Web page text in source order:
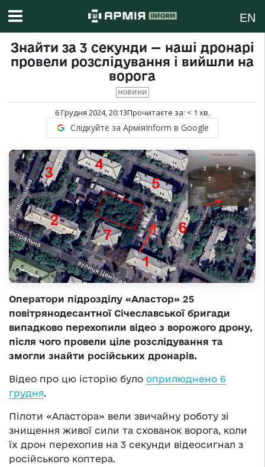
EN
Знайти за 3 секунди — наші дронарі
провели розслідування і вийшли на
ворога
НОВИНИ
6 Грудня 2024, 20:13Прочитаєте за: < 1 хв.
Слідкуйте за АрміяInform в Google
Оператори підрозділу «Аластор» 25
повітрянодесантної Січеславської бригади
випадково перехопили відео з ворожого дрону,
після чого провели ціле розслідування та
змогли знайти російських дронарів.
Відео про цю історію було оприлюднено 6
грудня.
Пілоти «Аластора» вели звичайну роботу зі
знищення живої сили та схованок ворога, коли
їх дрон перехопив на 3 секунди відеосигнал з
російського коптера.